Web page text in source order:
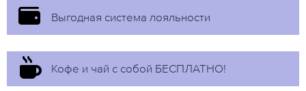
Выгодная система лояльности
Кофе и чай с собой БЕСПЛАТНО!